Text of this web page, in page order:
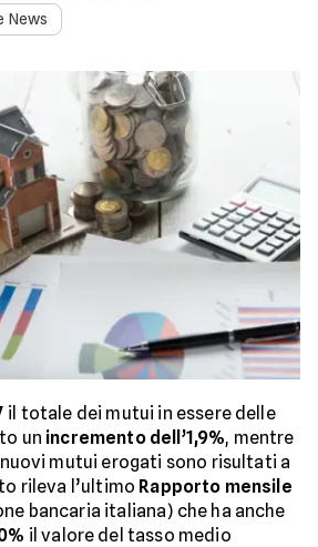
News
il totale dei mutui in essere delle
un incremento dell’1,9%, mentre
mutui erogati sono risultati a
rileva l’ultimo Rapporto mensile
bancaria italiana) che ha anche
il valore del tasso medio